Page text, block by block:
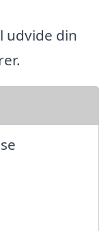
udvide din